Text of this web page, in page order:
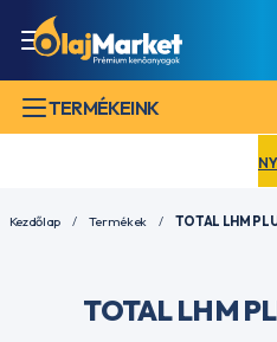
TERMÉKEINK
Kezdőlap Termékek TOTAL LHM
TOTAL LHM